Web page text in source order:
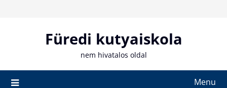
Füredi kutyaiskola
nem hivatalos oldal
Menu